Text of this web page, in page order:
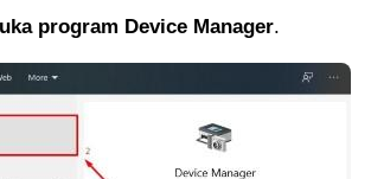
program Device Manager.